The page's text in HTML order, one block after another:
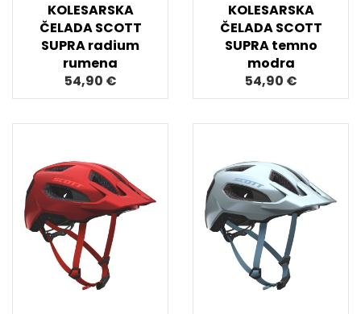
KOLESARSKA
ČELADA SCOTT
SUPRA radium
rumena
54,90 €
KOLESARSKA
ČELADA SCOTT
SUPRA temno
modra
54,90 €